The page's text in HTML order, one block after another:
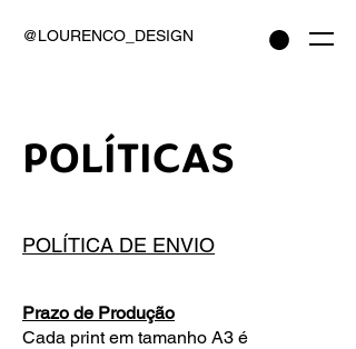
@LOURENCO_DESIGN
POLÍTICAS
POLÍTICA DE ENVIO
Prazo de Produção
Cada print em tamanho A3 é